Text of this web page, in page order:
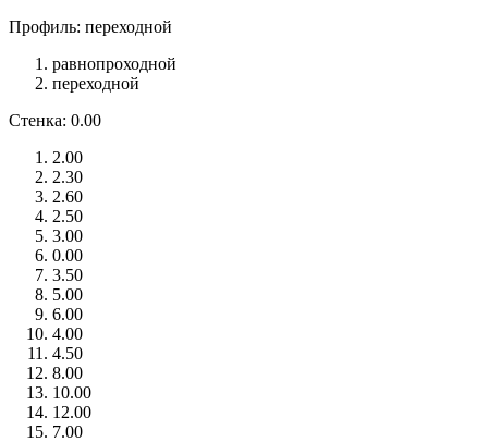
Профиль: переходной
равнопроходной
переходной
Стенка: 0.00
2.00
2.30
2.60
2.50
3.00
0.00
3.50
5.00
6.00
4.00
4.50
8.00
10.00
12.00
7.00